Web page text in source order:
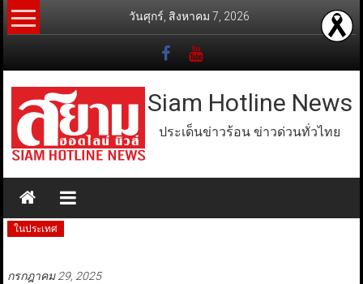
Skip
to
วันศุกร์, สิงหาคม 7, 2026
Siam Hotline News
ประเด็นข่าวร้อน ข่าวด่วนทั่วไทย
ในประเทศ
กรกฎาคม 29, 2025